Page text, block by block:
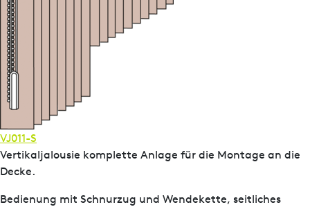
VJ011-S
Vertikaljalousie komplette Anlage für die Montage an die
Decke.
Bedienung mit Schnurzug und Wendekette, seitliches